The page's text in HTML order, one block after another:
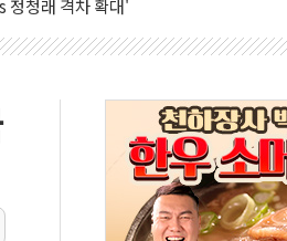
타진
고치
낮아지며 상승… STOXX 600 지수는 나
·이란 위협에 맞설 자체 억지력 강화